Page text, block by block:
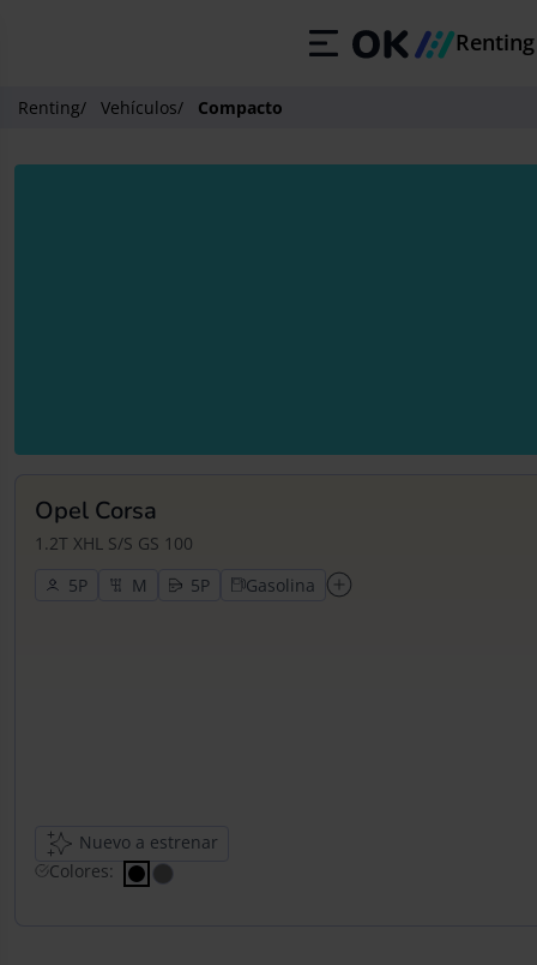
Renting
Renting/ Vehículos/ Compacto
Opel Corsa
1.2T XHL S/S GS 100
5
5 Gasolina
Nuevo a estrenar
Colores: